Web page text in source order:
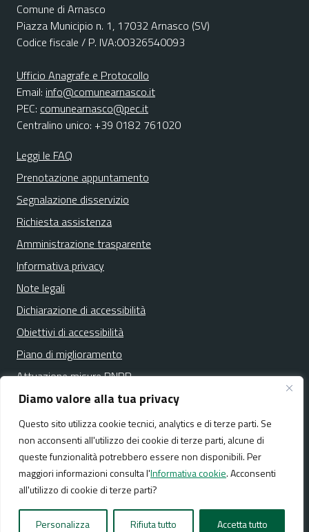
Diamo valore alla tua privacy
Questo sito utilizza cookie tecnici, analytics e di terze parti. Se
non acconsenti all'utilizzo dei cookie di terze parti, alcune di
queste funzionalità potrebbero essere non disponibili. Per
maggiori informazioni consulta l'Informativa cookie. Acconsenti
all'utilizzo di cookie di terze parti?
Personalizza Rifiuta tutto Accetta tutto
Comune di Arnasco
Piazza Municipio n. 1, 17032 Arnasco (SV)
Codice fiscale / P. IVA:00326540093
Ufficio Anagrafe e Protocollo
Email: info@comunearnasco.it
PEC: comunearnasco@pec.it
Centralino unico: +39 0182 761020
Leggi le FAQ
Prenotazione appuntamento
Segnalazione disservizio
Richiesta assistenza
Amministrazione trasparente
Informativa privacy
Note legali
Dichiarazione di accessibilità
Obiettivi di accessibilità
Piano di miglioramento
Attuazione misure PNRR
Media policy Mappa del sito
Realizzato da:NeMeA Sistemi Srl